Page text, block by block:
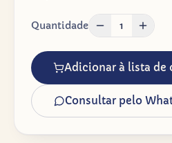
Quantidade 1
Adicionar à lista de
Consultar pelo